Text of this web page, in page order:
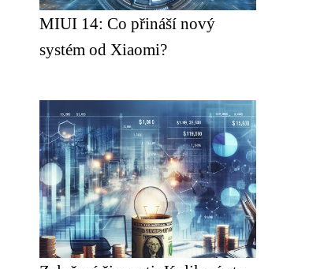
MIUI 14: Co přináší nový
systém od Xiaomi?